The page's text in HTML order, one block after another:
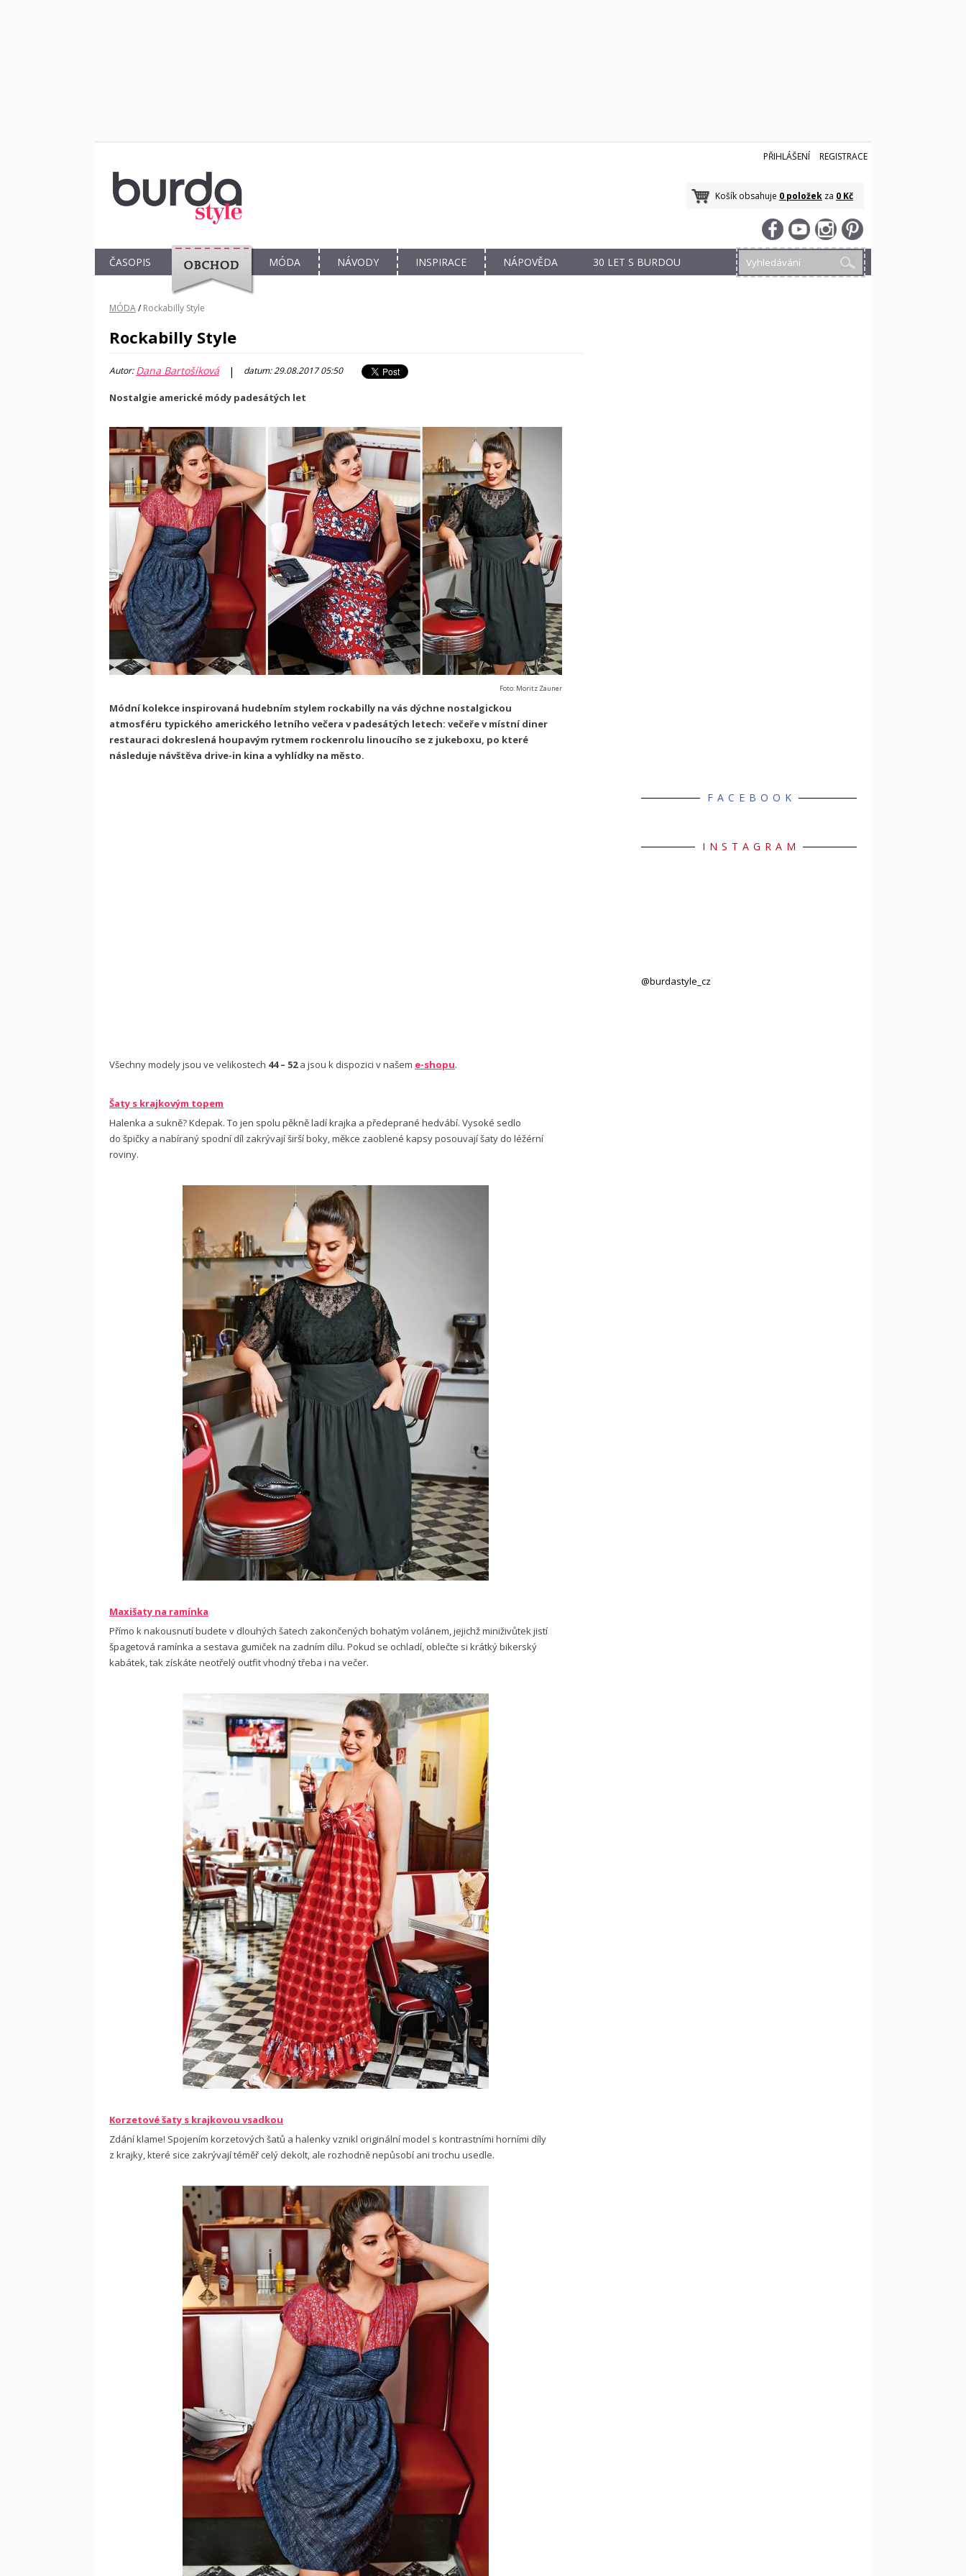
PŘIHLÁŠENÍ REGISTRACE
Košík obsahuje 0 položek za 0 Kč
ČASOPIS
OBCHOD
MÓDA NÁVODY INSPIRACE NÁPOVĚDA 30 LET S BURDOU
MÓDA/ Rockabilly Style
Rockabilly Style
Autor:Dana Bartošíková | datum: 29.08.2017 05:50
Nostalgie americké módy padesátých let
Foto: Moritz Zauner
Módní kolekce inspirovaná hudebním stylem rockabilly na vás dýchne nostalgickou
atmosféru typického amerického letního večera v padesátých letech: večeře v místní diner
restauraci dokreslená houpavým rytmem rockenrolu linoucího se z jukeboxu, po které
následuje návštěva drive-in kina a vyhlídky na město.
Všechny modely jsou ve velikostech 44 – 52a jsou k dispozici v našem e-shopu.
Šaty s krajkovým topem
Halenka a sukně? Kdepak. To jen spolu pěkně ladí krajka a předeprané hedvábí. Vysoké sedlo
do špičky a nabíraný spodní díl zakrývají širší boky, měkce zaoblené kapsy posouvají šaty do léžérní
roviny.
Maxišaty na ramínka
Přímo k nakousnutí budete v dlouhých šatech zakončených bohatým volánem, jejichž mini­živůtek jistí
špagetová ramínka a sestava gu­miček na zadním dílu. Pokud se ochladí, oblečte si krátký bikerský
kabátek, tak získáte neotřelý outfit vhodný třeba i na večer.
Korzetové šaty s krajkovou vsadkou
Zdání klame! Spojením korzetových šatů a halenky vznikl originální model s kontrastními horními díly
z krajky, které sice zakrývají téměř celý dekolt, ale rozhodně nepůsobí ani trochu usedle.
FACEBOOK
INSTAGRAM
@burdastyle_cz